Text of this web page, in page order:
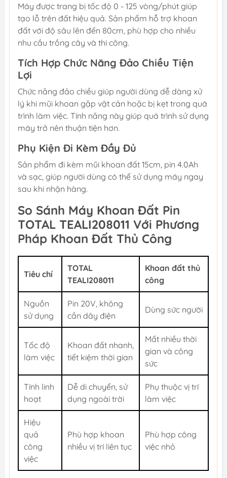
Máy được trang bị tốc độ 0 - 125 vòng/phút giúp
tạo lỗ trên đất hiệu quả. Sản phẩm hỗ trợ khoan
đất với độ sâu lên đến 80cm, phù hợp cho nhiều
nhu cầu trồng cây và thi công.
Tích Hợp Chức Năng Đảo Chiều Tiện
Lợi
Chức năng đảo chiều giúp người dùng dễ dàng xử
lý khi mũi khoan gặp vật cản hoặc bị kẹt trong quá
trình làm việc. Tính năng này giúp quá trình sử dụng
máy trở nên thuận tiện hơn.
Phụ Kiện Đi Kèm Đầy Đủ
Sản phẩm đi kèm mũi khoan đất 15cm, pin 4.0Ah
và sạc, giúp người dùng có thể sử dụng máy ngay
sau khi nhận hàng.
So Sánh Máy Khoan Đất Pin
TOTAL TEALI208011 Với Phương
Pháp Khoan Đất Thủ Công
Tiêu chí
TOTAL
TEALI208011
Khoan đất thủ
công
Nguồn
sử dụng
Pin 20V, không
cần dây điện
Dùng sức người
Tốc độ
làm việc
Khoan đất nhanh,
tiết kiệm thời gian
Mất nhiều thời
gian và công
sức
Tính linh
hoạt
Dễ di chuyển, sử
dụng ngoài trời
Phụ thuộc vị trí
làm việc
Hiệu
quả
công
việc
Phù hợp khoan
nhiều vị trí liên tục
Phù hợp công
việc nhỏ